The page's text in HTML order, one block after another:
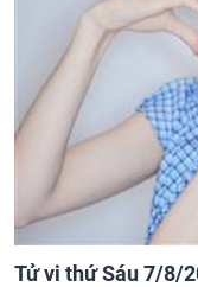
Tử vi thứ Sáu 7/8/